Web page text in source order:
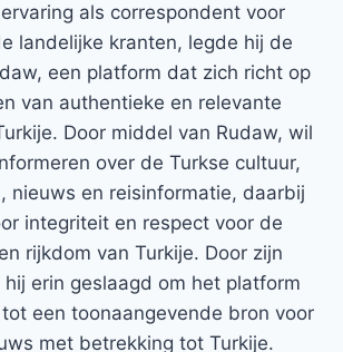
als correspondent voor
landelijke kranten, legde hij de
een platform dat zich richt op
van authentieke en relevante
Door middel van Rudaw, wil
over de Turkse cultuur,
nieuws en reisinformatie, daarbij
integriteit en respect voor de
rijkdom van Turkije. Door zijn
erin geslaagd om het platform
een toonaangevende bron voor
met betrekking tot Turkije.